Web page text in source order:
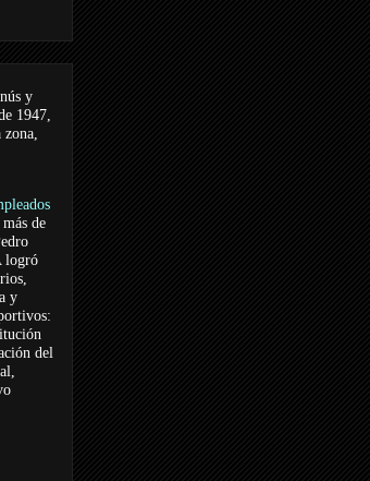
y
1947,
zona,
de
logró
y
del